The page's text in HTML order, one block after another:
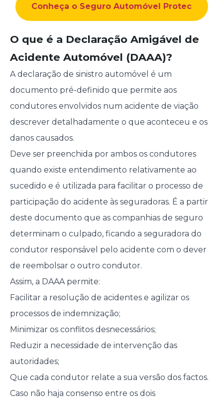
Conheça o Seguro Automóvel Protec
O que é a Declaração Amigável de
Acidente Automóvel (DAAA)?
A declaração de sinistro automóvel é um
documento pré-definido que permite aos
condutores envolvidos num acidente de viação
descrever detalhadamente o que aconteceu e os
danos causados.
Deve ser preenchida por ambos os condutores
quando existe entendimento relativamente ao
sucedido e é utilizada para facilitar o processo de
participação do acidente às seguradoras. É a partir
deste documento que as companhias de seguro
determinam o culpado, ficando a seguradora do
condutor responsável pelo acidente com o dever
de reembolsar o outro condutor.
Assim, a DAAA permite:
Facilitar a resolução de acidentes e agilizar os
processos de indemnização;
Minimizar os conflitos desnecessários;
Reduzir a necessidade de intervenção das
autoridades;
Que cada condutor relate a sua versão dos factos.
Caso não haja consenso entre os dois